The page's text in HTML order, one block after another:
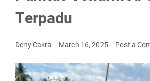
Terpadu
Deny Cakra March 16, 2025 Post a